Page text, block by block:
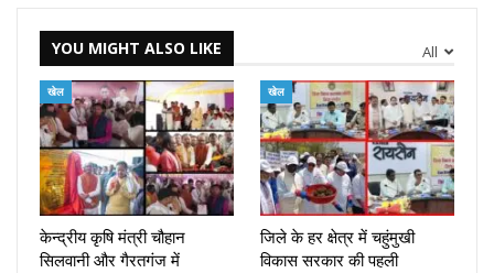
All
YOU MIGHT ALSO LIKE
खेल
केन्द्रीय कृषि मंत्री चौहान
सिलवानी और गैरतगंज में
खेल
जिले के हर क्षेत्र में चहुंमुखी
विकास सरकार की पहली